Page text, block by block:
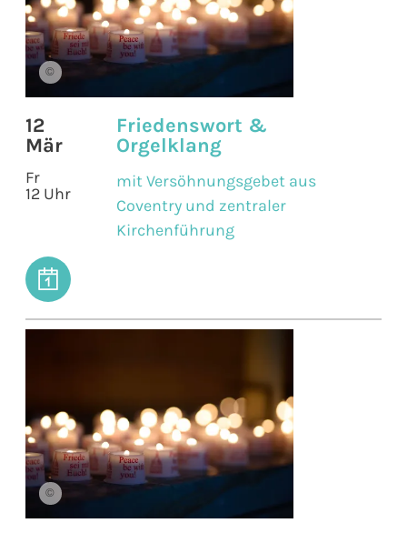
©
12
Mär
Fr
12 Uhr
Friedenswort &
Orgelklang
mit Versöhnungsgebet aus
Coventry und zentraler
Kirchenführung
©